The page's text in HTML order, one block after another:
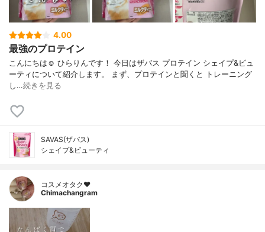
4.00
最強のプロテイン
こんにちは☺️ ひらりんです！ 今日はザバス プロテイン シェイプ&ビュ
ーティについて紹介します。 まず、プロテインと聞くと トレーニング
し…続きを見る
SAVAS(ザバス)
シェイプ&ビューティ
コスメオタク♥︎
Chimachangram